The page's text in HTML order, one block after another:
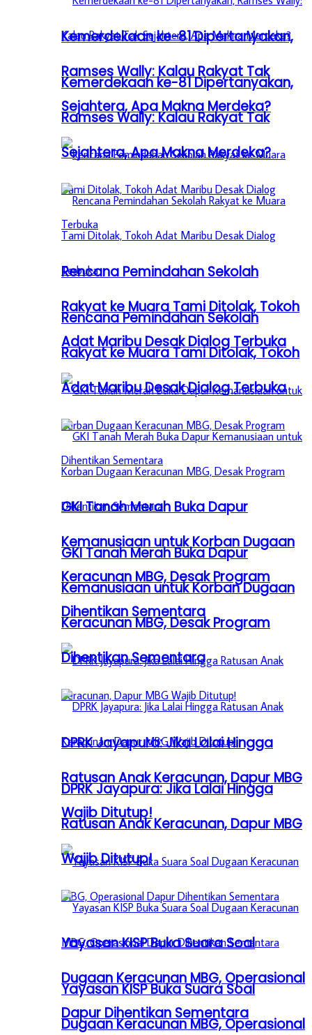
Kemerdekaan ke-81 Dipertanyakan,
Ramses Wally: Kalau Rakyat Tak
Sejahtera, Apa Makna Merdeka?
Rencana Pemindahan Sekolah
Rakyat ke Muara Tami Ditolak, Tokoh
Adat Maribu Desak Dialog Terbuka
GKI Tanah Merah Buka Dapur
Kemanusiaan untuk Korban Dugaan
Keracunan MBG, Desak Program
Dihentikan Sementara
DPRK Jayapura: Jika Lalai Hingga
Ratusan Anak Keracunan, Dapur MBG
Wajib Ditutup!
Yayasan KISP Buka Suara Soal
Dugaan Keracunan MBG, Operasional
Dapur Dihentikan Sementara
Kemerdekaan ke-81 Dipertanyakan,
Ramses Wally: Kalau Rakyat Tak
Sejahtera, Apa Makna Merdeka?
Rencana Pemindahan Sekolah
Rakyat ke Muara Tami Ditolak, Tokoh
Adat Maribu Desak Dialog Terbuka
GKI Tanah Merah Buka Dapur
Kemanusiaan untuk Korban Dugaan
Keracunan MBG, Desak Program
Dihentikan Sementara
DPRK Jayapura: Jika Lalai Hingga
Ratusan Anak Keracunan, Dapur MBG
Wajib Ditutup!
Yayasan KISP Buka Suara Soal
Dugaan Keracunan MBG, Operasional